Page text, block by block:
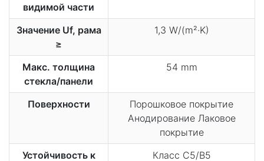
видимой части
Значение Uf, рама
≥
1,3 W/(m²·K)
Макс. толщина
стекла/панели
54 mm
Поверхности
Порошковое покрытие
Анодирование Лаковое
покрытие
Устойчивость к
Класс C5/B5